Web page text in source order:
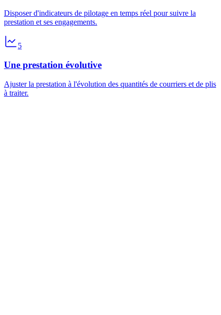
Disposer d'indicateurs de pilotage en temps réel pour suivre la
prestation et ses engagements.
5
Une prestation évolutive
Ajuster la prestation à l'évolution des quantités de courriers et de plis
à traiter.